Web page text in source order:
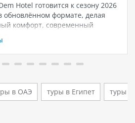
Hotel готовится к сезону 2026
обновлённом формате, делая
комфорт, современный
семейного отдыха у
популярным выбором для тех,
в…
в ОАЭ туры в Египет туры в